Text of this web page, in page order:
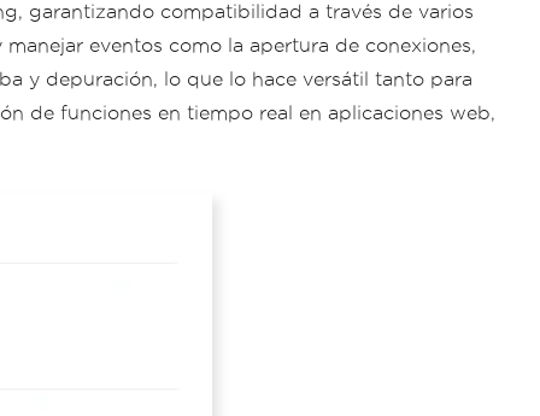
garantizando compatibilidad a través de varios
eventos como la apertura de conexiones,
y depuración, lo que lo hace versátil tanto para
de funciones en tiempo real en aplicaciones web,